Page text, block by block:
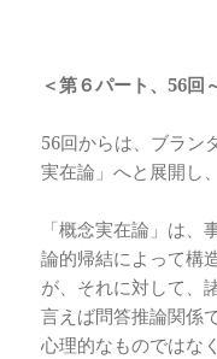
＜第６パート、56回
56回からは、ブラン
実在論」へと展開し
「概念実在論」は
論的帰結によって構
が、それに対して、
言えば問答推論関係
心理的なものではな